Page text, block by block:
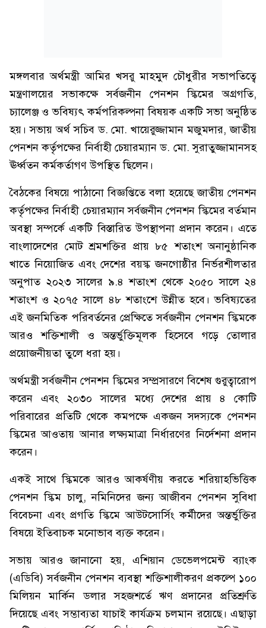
মঙ্গলবার অর্থমন্ত্রী আমির খসরু মাহমুদ চৌধুরীর সভাপতিত্বে
মন্ত্রণালয়ের সভাকক্ষে সর্বজনীন পেনশন স্কিমের অগ্রগতি,
চ্যালেঞ্জ ও ভবিষ্যৎ কর্মপরিকল্পনা বিষয়ক একটি সভা অনুষ্ঠিত
হয়। সভায় অর্থ সচিব ড. মো. খায়েরুজ্জামান মজুমদার, জাতীয়
পেনশন কর্তৃপক্ষের নির্বাহী চেয়ারম্যান ড. মো. সুরাতুজ্জামানসহ
ঊর্ধ্বতন কর্মকর্তাগণ উপস্থিত ছিলেন।
বৈঠকের বিষয়ে পাঠানো বিজ্ঞপ্তিতে বলা হয়েছে জাতীয় পেনশন
কর্তৃপক্ষের নির্বাহী চেয়ারম্যান সর্বজনীন পেনশন স্কিমের বর্তমান
অবস্থা সম্পর্কে একটি বিস্তারিত উপস্থাপনা প্রদান করেন। এতে
বাংলাদেশের মোট শ্রমশক্তির প্রায় ৮৫ শতাংশ অনানুষ্ঠানিক
খাতে নিয়োজিত এবং দেশের বয়স্ক জনগোষ্ঠীর নির্ভরশীলতার
অনুপাত ২০২৩ সালের ৯.৪ শতাংশ থেকে ২০৫০ সালে ২৪
শতাংশ ও ২০৭৫ সালে ৪৮ শতাংশে উন্নীত হবে। ভবিষ্যতের
এই জনমিতিক পরিবর্তনের প্রেক্ষিতে সর্বজনীন পেনশন স্কিমকে
আরও শক্তিশালী ও অন্তর্ভুক্তিমূলক হিসেবে গড়ে তোলার
প্রয়োজনীয়তা তুলে ধরা হয়।
অর্থমন্ত্রী সর্বজনীন পেনশন স্কিমের সম্প্রসারণে বিশেষ গুরুত্বারোপ
করেন এবং ২০৩০ সালের মধ্যে দেশের প্রায় ৪ কোটি
পরিবারের প্রতিটি থেকে কমপক্ষে একজন সদস্যকে পেনশন
স্কিমের আওতায় আনার লক্ষ্যমাত্রা নির্ধারণের নির্দেশনা প্রদান
করেন।
একই সাথে স্কিমকে আরও আকর্ষণীয় করতে শরিয়াহভিত্তিক
পেনশন স্কিম চালু, নমিনিদের জন্য আজীবন পেনশন সুবিধা
বিবেচনা এবং প্রগতি স্কিমে আউটসোর্সিং কর্মীদের অন্তর্ভুক্তির
বিষয়ে ইতিবাচক মনোভাব ব্যক্ত করেন।
সভায় আরও জানানো হয়, এশিয়ান ডেভেলপমেন্ট ব্যাংক
(এডিবি) সর্বজনীন পেনশন ব্যবস্থা শক্তিশালীকরণ প্রকল্পে ১০০
মিলিয়ন মার্কিন ডলার সহজশর্তে ঋণ প্রদানের প্রতিশ্রুতি
দিয়েছে এবং সম্ভাব্যতা যাচাই কার্যক্রম চলমান রয়েছে। এছাড়া